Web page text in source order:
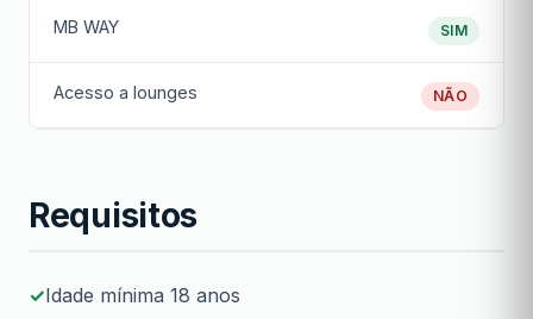
MB WAY SIM
Acesso a lounges NÃO
Requisitos
Idade mínima 18 anos